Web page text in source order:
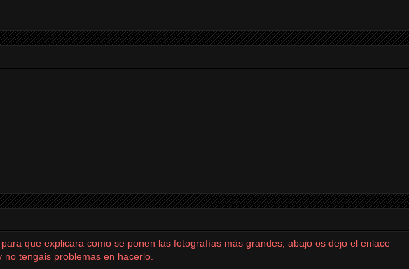
para que explicara como se ponen las fotografías más grandes, abajo os dejo el enlace
tengais problemas en hacerlo.